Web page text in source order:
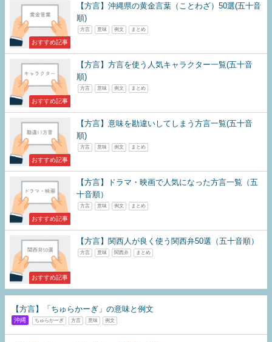
おすすめ記事
【方言】沖縄県の黄金言葉（ことわざ）50選(五十音
順)
方言 意味 例文 まとめ
おすすめ記事
【方言】方言を使う人気キャラクター一覧(五十音
順)
方言 意味 例文 まとめ
おすすめ記事
【方言】意味を勘違いしてしまう方言一覧(五十音
順)
方言 意味 例文 まとめ
おすすめ記事
【方言】ドラマ・映画で人気になった方言一覧（五
十音順）
方言 意味 例文 まとめ
おすすめ記事
【方言】関西人が良く使う関西弁50選（五十音順）
方言 意味 関西弁 まとめ
【方言】「ちゅらかーぎ」の意味と例文
沖縄 ちゅらかーぎ 方言 意味 例文